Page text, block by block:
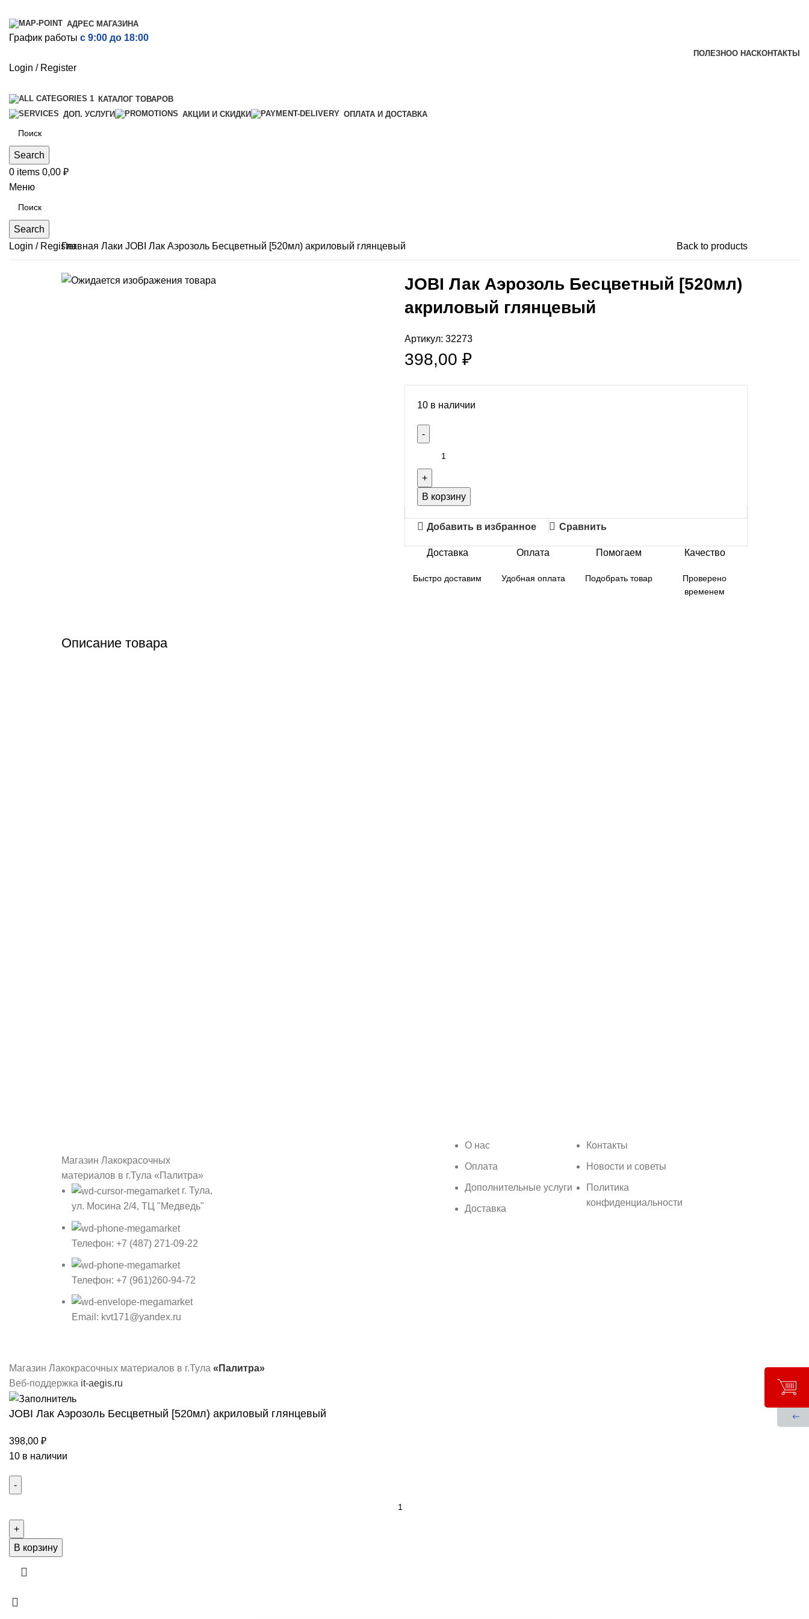
АДРЕС МАГАЗИНА
График работы с 9:00 до 18:00
ПОЛЕЗНОО НАСКОНТАКТЫ
Login / Register
КАТАЛОГ ТОВАРОВ
ДОП. УСЛУГИ
АКЦИИ И СКИДКИ ОПЛАТА И ДОСТАВКА
Search
0 items 0,00 ₽
Меню
Search
Login / RegisterГлавная Лаки JOBI Лак Аэрозоль Бесцветный [520мл) акриловый глянцевый Back to products
JOBI Лак Аэрозоль Бесцветный [520мл)
акриловый глянцевый
Артикул: 32273
398,00 ₽
10 в наличии
В корзину
Добавить в избранное Сравнить
Доставка
Быстро доставим
Оплата
Удобная оплата
Помогаем
Подобрать товар
Качество
Проверено
временем
Описание товара
Магазин Лакокрасочных
материалов в г.Тула «Палитра»
г. Тула,
ул. Мосина 2/4, ТЦ "Медведь"
Телефон: +7 (487) 271-09-22
Телефон: +7 (961)260-94-72
Email: kvt171@yandex.ru
О нас
Оплата
Дополнительные услуги
Доставка
Контакты
Новости и советы
Политика
конфиденциальности
Магазин Лакокрасочных материалов в г.Тула «Палитра»
Веб-поддержка it-aegis.ru
JOBI Лак Аэрозоль Бесцветный [520мл) акриловый глянцевый
398,00 ₽
10 в наличии
В корзину